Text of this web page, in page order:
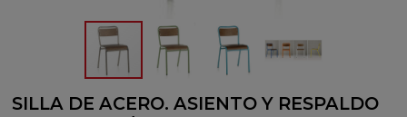
SILLA DE ACERO. ASIENTO Y RESPALDO